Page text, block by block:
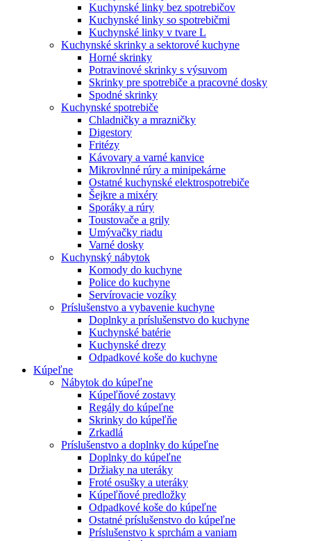
Kuchynské linky bez spotrebičov
Kuchynské linky so spotrebičmi
Kuchynské linky v tvare L
Kuchynské skrinky a sektorové kuchyne
Horné skrinky
Potravinové skrinky s výsuvom
Skrinky pre spotrebiče a pracovné dosky
Spodné skrinky
Kuchynské spotrebiče
Chladničky a mrazničky
Digestory
Fritézy
Kávovary a varné kanvice
Mikrovlnné rúry a minipekárne
Ostatné kuchynské elektrospotrebiče
Šejkre a mixéry
Sporáky a rúry
Toustovače a grily
Umývačky riadu
Varné dosky
Kuchynský nábytok
Komody do kuchyne
Police do kuchyne
Servírovacie vozíky
Príslušenstvo a vybavenie kuchyne
Doplnky a príslušenstvo do kuchyne
Kuchynské batérie
Kuchynské drezy
Odpadkové koše do kuchyne
Kúpeľne
Nábytok do kúpeľne
Kúpeľňové zostavy
Regály do kúpeľne
Skrinky do kúpeľňe
Zrkadlá
Príslušenstvo a doplnky do kúpeľne
Doplnky do kúpeľne
Držiaky na uteráky
Froté osušky a uteráky
Kúpeľňové predložky
Odpadkové koše do kúpeľne
Ostatné príslušenstvo do kúpeľne
Príslušenstvo k sprchám a vaniam